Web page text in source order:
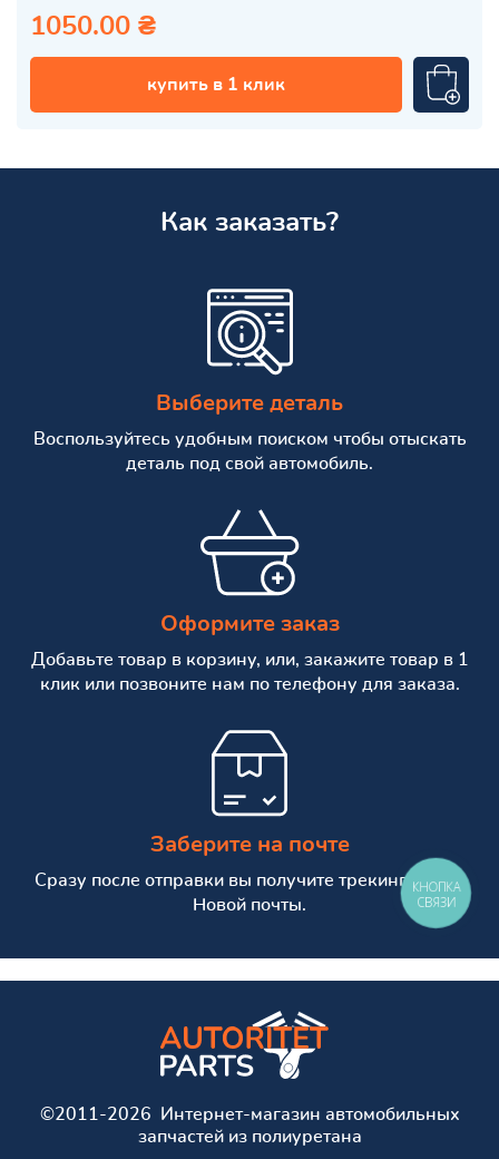
1050.00 ₴
купить в 1 клик
Как заказать?
Выберите деталь
Воспользуйтесь удобным поиском чтобы отыскать
деталь под свой автомобиль.
Оформите заказ
Добавьте товар в корзину, или, закажите товар в 1
клик или позвоните нам по телефону для заказа.
Заберите на почте
Сразу после отправки вы получите трекинг номер
Новой почты.
©2011-2026 Интернет-магазин автомобильных
запчастей из полиуретана
КНОПКА
СВЯЗИ